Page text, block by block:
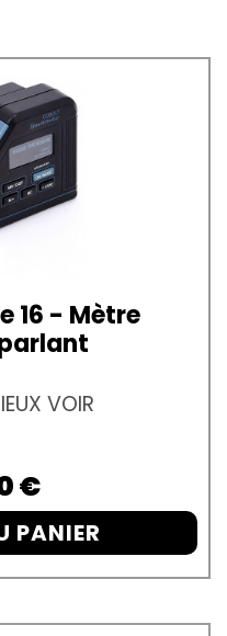
16 - Mètre
VOIR
€
PANIER